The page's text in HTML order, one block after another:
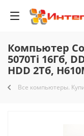
Компьютер
5070Ti 16Гб,
HDD 2Тб,
Все компьютеры.